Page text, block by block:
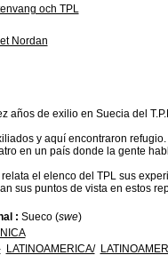
och TPL
Nordan
años de exilio en Suecia del
y aquí encontraron
en un país donde la gente
el elenco del TPL sus
sus puntos de vista en estos
: Sueco (swe)
LATINOAMERICA/